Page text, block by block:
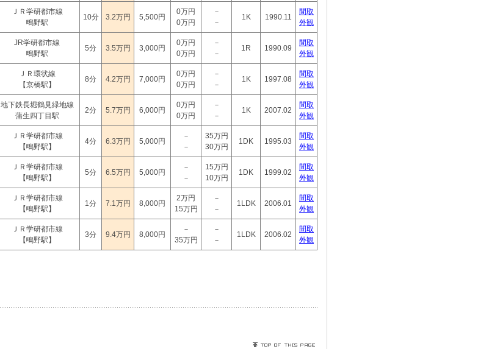
ＪＲ学研都市線
鴫野駅
10分 3.2万円 5,500円
0万円
0万円
－
－
1K 1990.11
間取
外観
JR学研都市線
鴫野駅
5分 3.5万円 3,000円
0万円
0万円
－
－
1R 1990.09
間取
外観
ＪＲ環状線
【京橋駅】
8分 4.2万円 7,000円
0万円
0万円
－
－
1K 1997.08
間取
外観
地下鉄長堀鶴見緑地線
蒲生四丁目駅
2分 5.7万円 6,000円
0万円
0万円
－
－
1K 2007.02
間取
外観
ＪＲ学研都市線
【鴫野駅】
4分 6.3万円 5,000円
－
－
35万円
30万円
1DK 1995.03
間取
外観
ＪＲ学研都市線
【鴫野駅】
5分 6.5万円 5,000円
－
－
15万円
10万円
1DK 1999.02
間取
外観
ＪＲ学研都市線
【鴫野駅】
1分 7.1万円 8,000円
2万円
15万円
－
－
1LDK 2006.01
間取
外観
ＪＲ学研都市線
【鴫野駅】
3分 9.4万円 8,000円
－
35万円
－
－
1LDK 2006.02
間取
外観